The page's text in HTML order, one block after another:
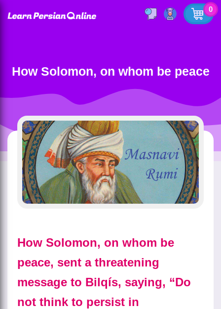
0
How Solomon, on whom be peace
How Solomon, on whom be
peace, sent a threatening
message to Bilqís, saying, “Do
not think to persist in